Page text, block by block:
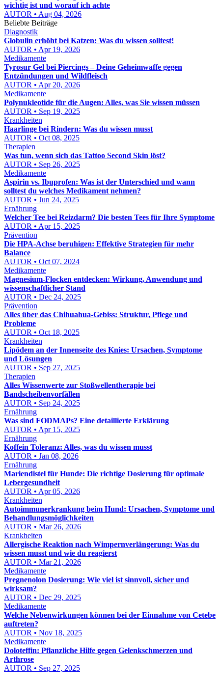
wichtig ist und worauf ich achte
AUTOR • Aug 04, 2026
Beliebte Beiträge
Diagnostik
Globulin erhöht bei Katzen: Was du wissen solltest!
AUTOR • Apr 19, 2026
Medikamente
Tyrosur Gel bei Piercings – Deine Geheimwaffe gegen
Entzündungen und Wildfleisch
AUTOR • Apr 20, 2026
Medikamente
Polynukleotide für die Augen: Alles, was Sie wissen müssen
AUTOR • Sep 19, 2025
Krankheiten
Haarlinge bei Rindern: Was du wissen musst
AUTOR • Oct 08, 2025
Therapien
Was tun, wenn sich das Tattoo Second Skin löst?
AUTOR • Sep 26, 2025
Medikamente
Aspirin vs. Ibuprofen: Was ist der Unterschied und wann
solltest du welches Medikament nehmen?
AUTOR • Jun 24, 2025
Ernährung
Welcher Tee bei Reizdarm? Die besten Tees für Ihre Symptome
AUTOR • Apr 15, 2025
Prävention
Die HPA-Achse beruhigen: Effektive Strategien für mehr
Balance
AUTOR • Oct 07, 2024
Medikamente
Magnesium-Flocken entdecken: Wirkung, Anwendung und
wissenschaftlicher Stand
AUTOR • Dec 24, 2025
Prävention
Alles über das Chihuahua-Gebiss: Struktur, Pflege und
Probleme
AUTOR • Oct 18, 2025
Krankheiten
Lipödem an der Innenseite des Knies: Ursachen, Symptome
und Lösungen
AUTOR • Sep 27, 2025
Therapien
Alles Wissenwerte zur Stoßwellentherapie bei
Bandscheibenvorfällen
AUTOR • Sep 24, 2025
Ernährung
Was sind FODMAPs? Eine detaillierte Erklärung
AUTOR • Apr 15, 2025
Ernährung
Koffein Toleranz: Alles, was du wissen musst
AUTOR • Jan 08, 2026
Ernährung
Mariendistel für Hunde: Die richtige Dosierung für optimale
Lebergesundheit
AUTOR • Apr 05, 2026
Krankheiten
Autoimmunerkrankung beim Hund: Ursachen, Symptome und
Behandlungsmöglichkeiten
AUTOR • Mar 26, 2026
Krankheiten
Allergische Reaktion nach Wimpernverlängerung: Was du
wissen musst und wie du reagierst
AUTOR • Mar 21, 2026
Medikamente
Pregnenolon Dosierung: Wie viel ist sinnvoll, sicher und
wirksam?
AUTOR • Dec 29, 2025
Medikamente
Welche Nebenwirkungen können bei der Einnahme von Cetebe
auftreten?
AUTOR • Nov 18, 2025
Medikamente
Doloteffin: Pflanzliche Hilfe gegen Gelenkschmerzen und
Arthrose
AUTOR • Sep 27, 2025